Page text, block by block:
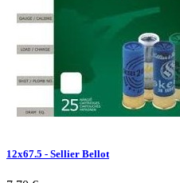
12x67.5 - Sellier Bellot